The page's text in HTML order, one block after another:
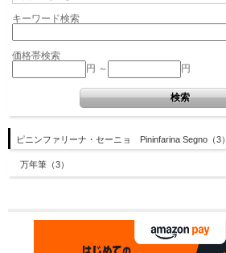
キーワード検索
価格帯検索
円 ～
円
ピニンファリーナ・セーニョ Pininfarina Segno（3）
万年筆（3）